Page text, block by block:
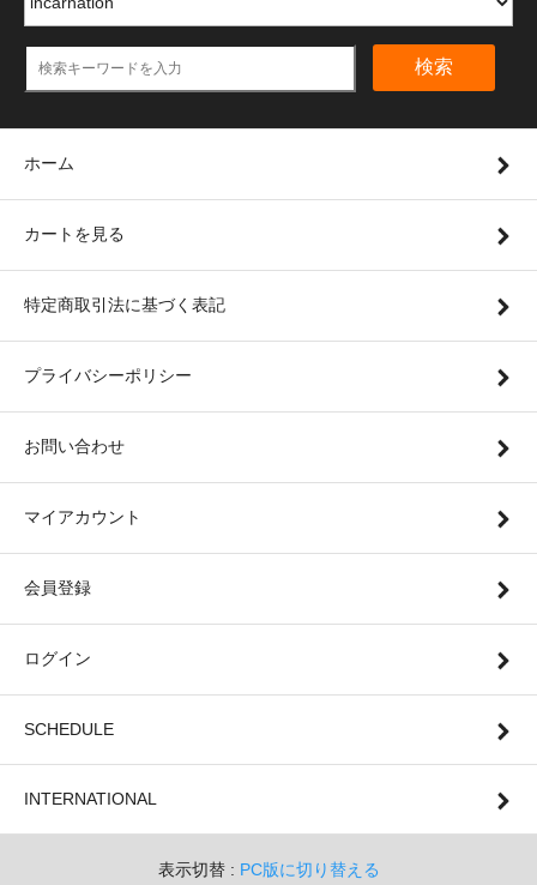
検索
ホーム
カートを見る
特定商取引法に基づく表記
プライバシーポリシー
お問い合わせ
マイアカウント
会員登録
ログイン
SCHEDULE
INTERNATIONAL
表示切替 : PC版に切り替える